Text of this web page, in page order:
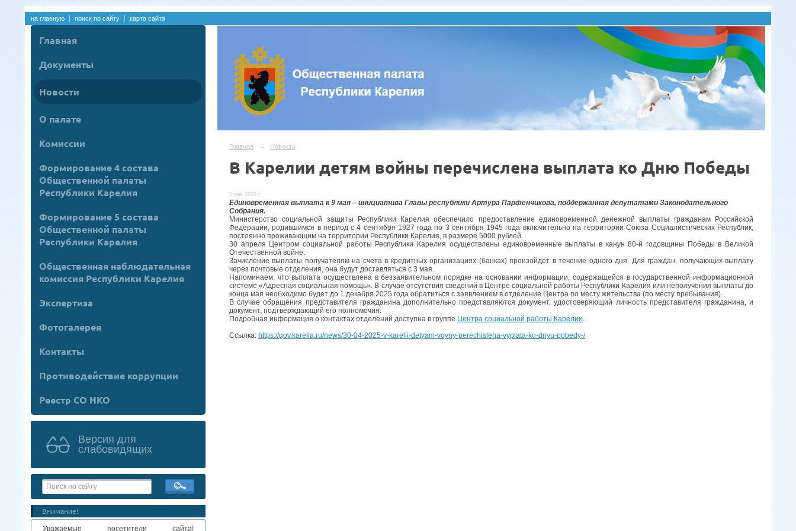
на главную поиск по сайту карта сайта
Главная
Документы
Новости
О палате
Комиссии
Формирование 4 состава
Общественной палаты
Республики Карелия
Формирование 5 состава
Общественной палаты
Республики Карелия
Общественная наблюдательная
комиссия Республики Карелия
Экспертиза
Фотогалерея
Контакты
Противодействие коррупции
Реестр СО НКО
Версия для
слабовидящих
Внимание!
Уважаемые посетители сайта!
Главная → Новости
В Карелии детям войны перечислена выплата ко Дню Победы
5 мая 2025 г.
Единовременная выплата к 9 мая – инициатива Главы республики Артура Парфенчикова, поддержанная депутатами Законодательного
Собрания.
Министерство социальной защиты Республики Карелия обеспечило предоставление единовременной денежной выплаты гражданам Российской
Федерации, родившимся в период с 4 сентября 1927 года по 3 сентября 1945 года включительно на территории Союза Социалистических Республик,
постоянно проживающим на территории Республики Карелия, в размере 5000 рублей.
30 апреля Центром социальной работы Республики Карелия осуществлены единовременные выплаты в канун 80-й годовщины Победы в Великой
Отечественной войне.
Зачисление выплаты получателям на счета в кредитных организациях (банках) произойдет в течение одного дня. Для граждан, получающих выплату
через почтовые отделения, она будут доставляться с 3 мая.
Напоминаем, что выплата осуществлена в беззаявительном порядке на основании информации, содержащейся в государственной информационной
системе «Адресная социальная помощь». В случае отсутствия сведений в Центре социальной работы Республики Карелия или неполучения выплаты до
конца мая необходимо будет до 1 декабря 2025 года обратиться с заявлением в отделение Центра по месту жительства (по месту пребывания).
В случае обращения представителя гражданина дополнительно представляются документ, удостоверяющий личность представителя гражданина, и
документ, подтверждающий его полномочия.
Подробная информация о контактах отделений доступна в группе Центра социальной работы Карелии
Ссылка: https://gov.karelia.ru/news/30-04-2025-v-karelii-detyam-voyny-perechislena-vyplata-ko-dnyu-pobedy-/